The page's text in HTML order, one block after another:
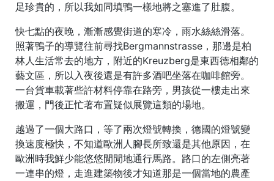
足珍貴的，所以我如同填鴨一樣地將之塞進了肚腹。
快七點的夜晚，漸漸感覺街道的寒冷，雨水絲絲滑落。
照著鴨子的導覽往前尋找Bergmannstrasse，那邊是柏
林人生活常去的地方，附近的Kreuzberg是東西德相鄰的
藝文區，所以入夜後還是有許多酒吧坐落在咖啡館旁。
一台貨車載著些許材料停靠在路旁，男孩從一樓走出來
搬運，門後正忙著布置疑似展覽這類的場地。
越過了一個大路口，等了兩次燈號轉換，德國的燈號變
換速度極快，不知道歐洲人腳長所致還是其他原因，在
歐洲時我鮮少能悠悠閒閒地通行馬路。路口的左側亮著
一連串的燈，走進建築物後才知道那是一個當地的農產